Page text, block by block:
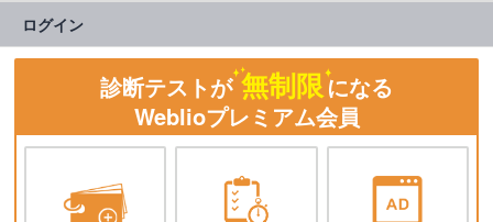
ログイン
診断テストが 無制限になる
Weblioプレミアム会員